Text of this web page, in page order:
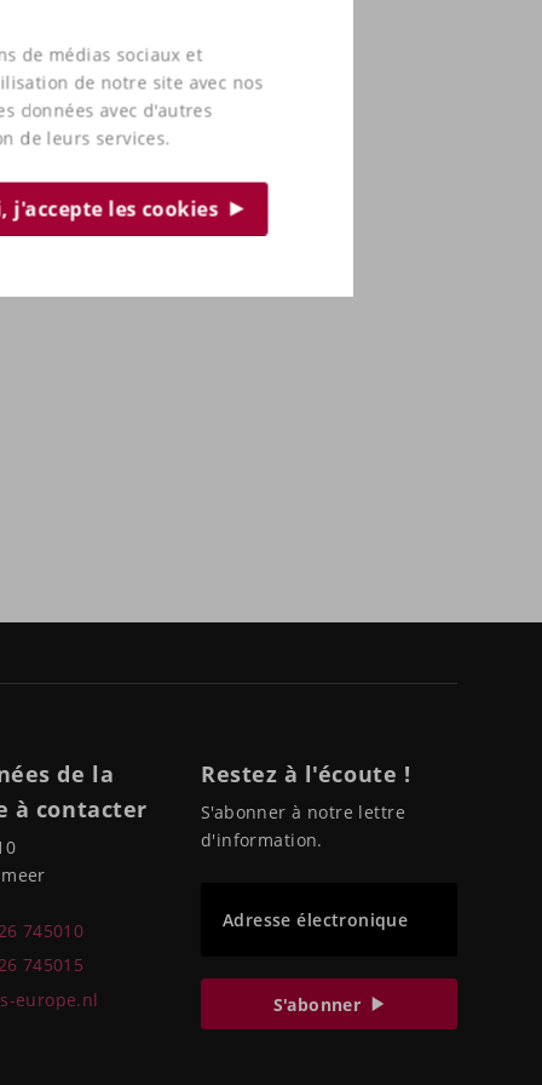
de médias sociaux et
de notre site avec nos
données avec d'autres
de leurs services.
j'accepte les cookies
de la
à contacter
745010
745015
europe.nl
Restez à l'écoute !
S'abonner à notre lettre
d'information.
Adresse électronique
S'abonner